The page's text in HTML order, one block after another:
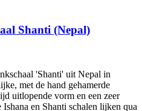
Shanti (Nepal)
'Shanti' uit Nepal in
met de hand gehamerde
uitlopende vorm en een zeer
en Shanti schalen lijken qua